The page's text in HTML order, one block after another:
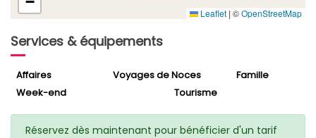
Leaflet | ©OpenStreetMap
Services & équipements
Affaires Voyages de Noces
Famille
Week-end
Tourisme
Réservez dès maintenant pour bénéficier d'un tarif